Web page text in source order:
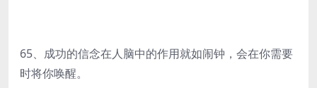
65、成功的信念在人脑中的作用就如闹钟，会在你需要
时将你唤醒。